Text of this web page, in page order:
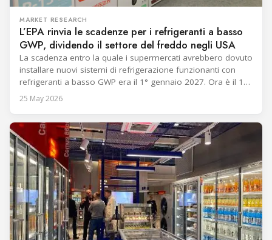
MARKET RESEARCH
L’EPA rinvia le scadenze per i refrigeranti a basso
GWP, dividendo il settore del freddo negli USA
La scadenza entro la quale i supermercati avrebbero dovuto
installare nuovi sistemi di refrigerazione funzionanti con
refrigeranti a basso GWP era il 1° gennaio 2027. Ora è il 1°
gennaio 2032. Il 21 maggio 2026, nello Studio Ovale
insieme al presidente Trump, l’amministratore dell’EPA Lee
Transitions Rule
25 May 2026